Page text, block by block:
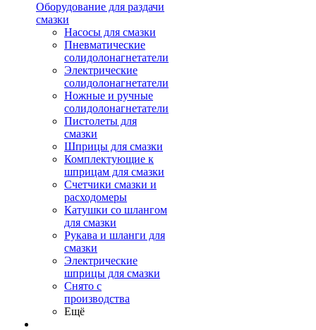
Оборудование для раздачи
смазки
Насосы для смазки
Пневматические
солидолонагнетатели
Электрические
солидолонагнетатели
Ножные и ручные
солидолонагнетатели
Пистолеты для
смазки
Шприцы для смазки
Комплектующие к
шприцам для смазки
Счетчики смазки и
расходомеры
Катушки со шлангом
для смазки
Рукава и шланги для
смазки
Электрические
шприцы для смазки
Снято с
производства
Ещё